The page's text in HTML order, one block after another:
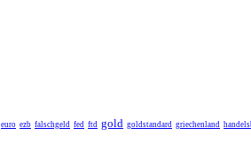
euro ezb falschgeld fed ftd gold goldstandard griechenland